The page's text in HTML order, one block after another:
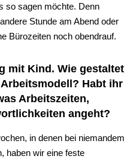
so sagen möchte. Denn
Stunde am Abend oder
Bürozeiten noch obendrauf.
mit Kind. Wie gestaltet
Habt ihr
Arbeitszeiten,
angeht?
in denen bei niemandem
haben wir eine feste